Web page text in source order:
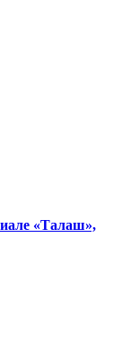
«Талаш»,